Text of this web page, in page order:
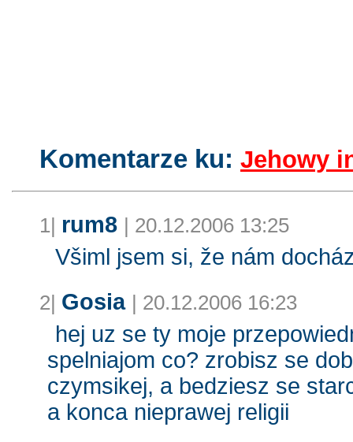
Komentarze ku: Jehowy
1| rum8 | 20.12.2006 13:25
Všiml jsem si, že nám
2| Gosia | 20.12.2006 16:23
hej uz se ty moje
spelniajom co? zrobisz se
czymsikej, a bedziesz se
a konca nieprawej religii